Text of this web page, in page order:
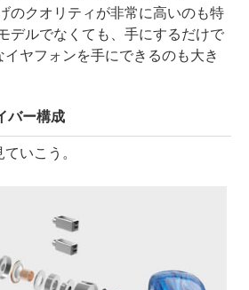
のクオリティが非常に高いのも特
デルでなくても、手にするだけで
イヤフォンを手にできるのも大き
バー構成
いこう。